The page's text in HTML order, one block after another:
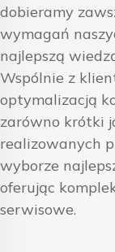
dobieramy
wymagań
najlepszą
Wspólnie z
optymalizacją
zarówno krótki
realizowanych
wyborze
oferując
serwisowe.